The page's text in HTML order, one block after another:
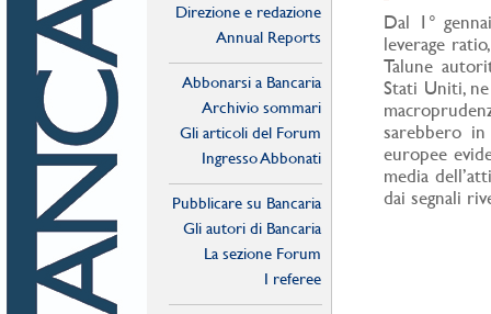
Direzione e redazione
Annual Reports
Abbonarsi a Bancaria
Archivio sommari
Gli articoli del Forum
Ingresso Abbonati
Pubblicare su Bancaria
Gli autori di Bancaria
La sezione Forum
I referee
Dal 1°
leverage
Talune
Stati Uniti,
sarebbero
europee
media
dai segnali